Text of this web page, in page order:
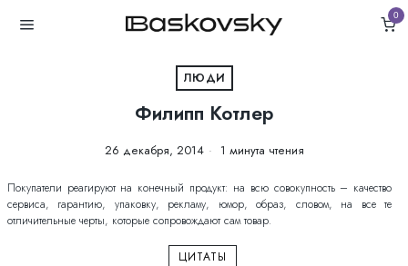
0
ЛЮДИ
Филипп Котлер
26 декабря, 2014 1 минута чтения
Покупатели реагируют на конечный продукт: на всю совокупность – качество
сервиса, гарантию, упаковку, рекламу, юмор, образ, словом, на все те
отличительные черты, которые сопровождают сам товар.
ЦИТАТЫ